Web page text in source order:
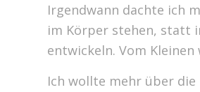
Irgendwann dachte ich
im Körper stehen, statt
entwickeln. Vom
Ich wollte mehr über die